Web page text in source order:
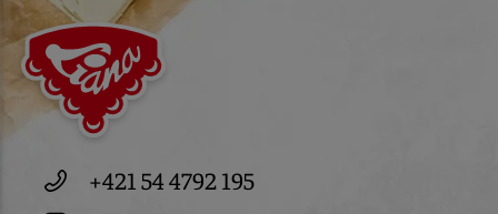
+421 54 4792 195